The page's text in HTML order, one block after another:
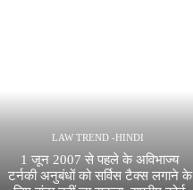
LAW TREND -HINDI
1 जून 2007 से पहले के अविभाज्य
टर्नकी अनुबंधों को सर्विस टैक्स लगाने के